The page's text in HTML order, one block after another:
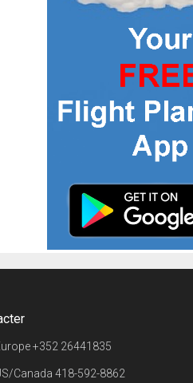
+352 26441835
Canada 418-592-8862